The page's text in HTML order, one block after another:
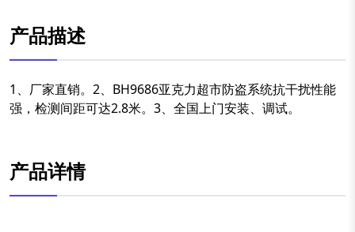
产品描述
1、厂家直销。2、BH9686亚克力超市防盗系统抗干扰性能
强，检测间距可达2.8米。3、全国上门安装、调试。
产品详情